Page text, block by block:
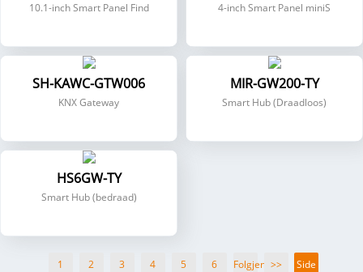
10.1-inch Smart Panel Find 4-inch Smart Panel miniS
SH-KAWC-GTW006
KNX Gateway
MIR-GW200-TY
Smart Hub (Draadloos)
HS6GW-TY
Smart Hub (bedraad)
1 2 3 4 5 6
Folgjende>>
Side